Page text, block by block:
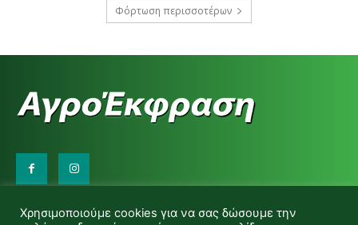
Φόρτωση περισσοτέρων
d.makas@yahoo.gr
Χρησιμοποιούμε cookies για να σας δώσουμε την